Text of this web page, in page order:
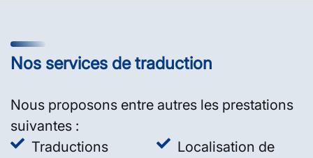
Nos services de traduction
Nous proposons entre autres les prestations
suivantes :
Traductions
Localisation de